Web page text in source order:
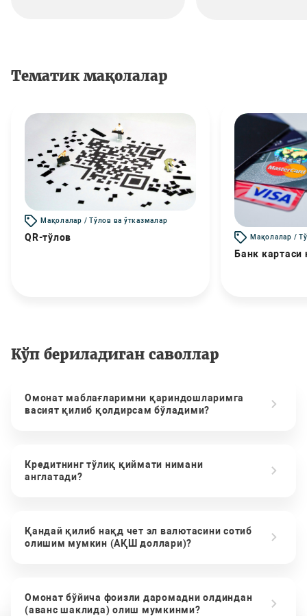
Тематик мақолалар
Мақолалар / Тўлов ва ўтказмалар
QR-тўлов Мақолалар /
Банк картаси
Кўп бериладиган саволлар
Омонат маблағларимни қариндошларимга
васият қилиб қолдирсам бўладими?
Кредитнинг тўлиқ қиймати нимани
англатади?
Қандай қилиб нақд чет эл валютасини сотиб
олишим мумкин (АҚШ доллари)?
Омонат бўйича фоизли даромадни олдиндан
(аванс шаклида) олиш мумкинми?